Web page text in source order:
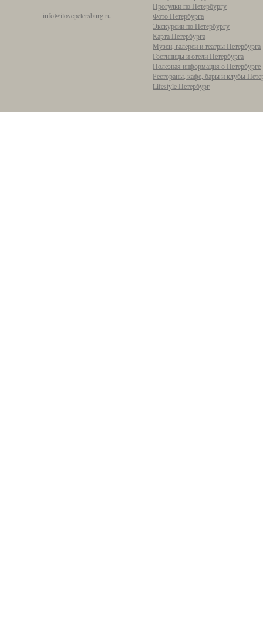
info@ilovepetersburg.ru
Прогулки по Петербургу
Фото Петербурга
Экскурсии по Петербургу
Карта Петербурга
Музеи, галереи и театры Петербурга
Гостиницы и отели Петербурга
Полезная информация о Петербурге
Рестораны, кафе, бары и клубы
Lifestyle Петербург